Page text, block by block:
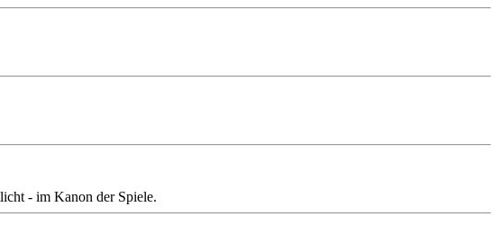
- im Kanon der Spiele.